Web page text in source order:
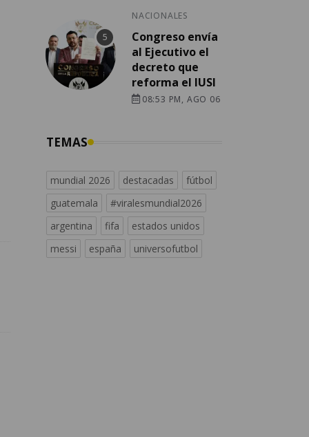
NACIONALES
Congreso envía
al Ejecutivo el
decreto que
reforma el IUSI
08:53 PM, AGO 06
TEMAS
mundial 2026 destacadas
fútbol
guatemala
#viralesmundial2026
argentina
fifa
estados unidos
messi
españa universofutbol